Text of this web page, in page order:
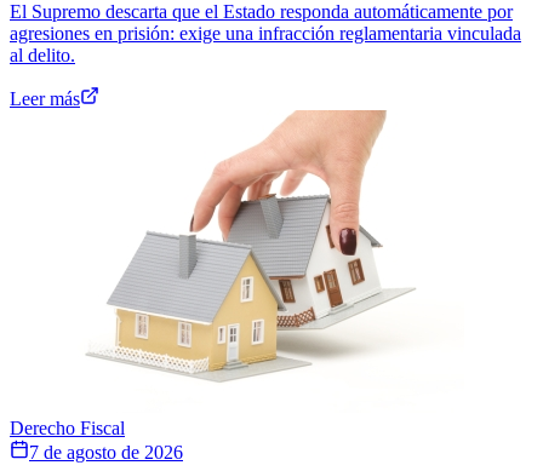
El Supremo descarta que el Estado responda automáticamente por
agresiones en prisión: exige una infracción reglamentaria vinculada
al delito.
Leer más
Derecho Fiscal
7 de agosto de 2026